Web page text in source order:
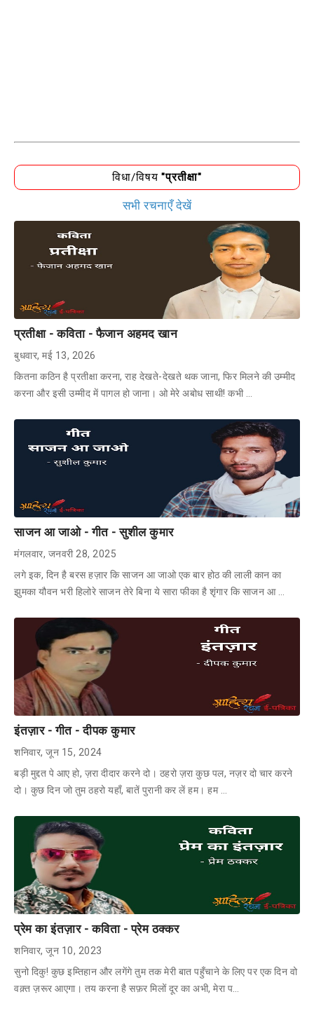
विधा/विषय"प्रतीक्षा"
सभी रचनाएँ देखें
प्रतीक्षा - कविता - फैजान अहमद खान
बुधवार, मई 13, 2026
कितना कठिन है प्रतीक्षा करना, राह देखते-देखते थक जाना, फिर मिलने की उम्मीद
करना और इसी उम्मीद में पागल हो जाना। ओ मेरे अबोध साथी! कभी …
साजन आ जाओ - गीत - सुशील कुमार
मंगलवार, जनवरी 28, 2025
लगे इक, दिन है बरस हज़ार कि साजन आ जाओ एक बार होठ की लाली कान का
झुमका यौवन भरी हिलोरे साजन तेरे बिना ये सारा फीका है शृंगार कि साजन आ …
इंतज़ार - गीत - दीपक कुमार
शनिवार, जून 15, 2024
बड़ी मुद्दत पे आए हो, ज़रा दीदार करने दो। ठहरो ज़रा कुछ पल, नज़र दो चार करने
दो। कुछ दिन जो तुम ठहरो यहाँ, बातें पुरानी कर लें हम। हम …
प्रेम का इंतज़ार - कविता - प्रेम ठक्कर
शनिवार, जून 10, 2023
सुनो दिकु! कुछ इम्तिहान और लगेंगे तुम तक मेरी बात पहुँचाने के लिए पर एक दिन वो
वक़्त ज़रूर आएगा। तय करना है सफ़र मिलों दूर का अभी, मेरा प…